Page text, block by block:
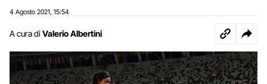
4 Agosto 2021 15:54
A cura di Valerio Albertini